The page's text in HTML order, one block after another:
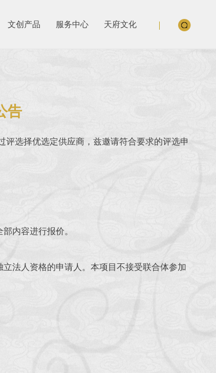
文创产品 服务中心 天府文化
告
评选择优选定供应商，兹邀请符合要求的评选申
内容进行报价。
法人资格的申请人。本项目不接受联合体参加